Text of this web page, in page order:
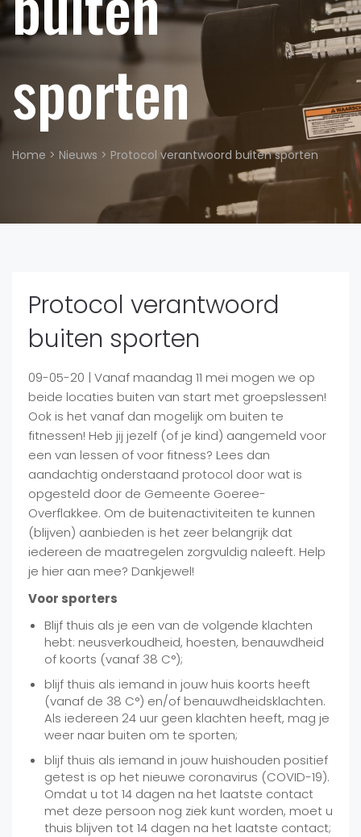
sporten
Home > Nieuws > Protocol verantwoord buiten sporten
Protocol verantwoord
buiten sporten
09-05-20 | Vanaf maandag 11 mei mogen we op
beide locaties buiten van start met groepslessen!
Ook is het vanaf dan mogelijk om buiten te
fitnessen! Heb jij jezelf (of je kind) aangemeld voor
een van lessen of voor fitness? Lees dan
aandachtig onderstaand protocol door wat is
opgesteld door de Gemeente Goeree-
Overflakkee. Om de buitenactiviteiten te kunnen
(blijven) aanbieden is het zeer belangrijk dat
iedereen de maatregelen zorgvuldig naleeft. Help
je hier aan mee? Dankjewel!
Voor sporters
Blijf thuis als je een van de volgende klachten
hebt: neusverkoudheid, hoesten, benauwdheid
of koorts (vanaf 38 C°);
blijf thuis als iemand in jouw huis koorts heeft
(vanaf de 38 C°) en/of benauwdheidsklachten.
Als iedereen 24 uur geen klachten heeft, mag je
weer naar buiten om te sporten;
blijf thuis als iemand in jouw huishouden positief
getest is op het nieuwe coronavirus (COVID-19).
Omdat u tot 14 dagen na het laatste contact
met deze persoon nog ziek kunt worden, moet u
thuis blijven tot 14 dagen na het laatste contact;